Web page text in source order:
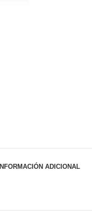
INFORMACIÓN ADICIONAL